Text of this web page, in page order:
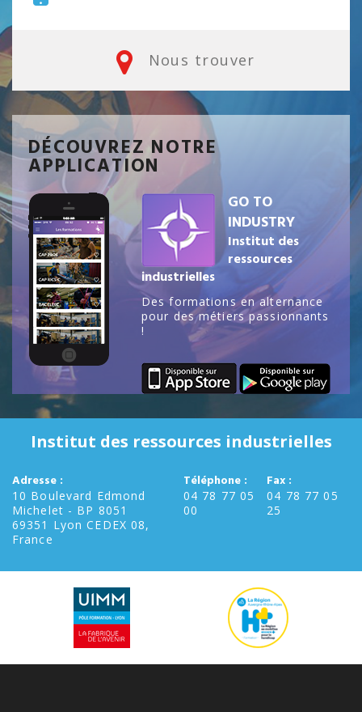
Nous trouver
DÉCOUVREZ NOTRE
APPLICATION
GO TO
INDUSTRY
Institut des
ressources
industrielles
Des formations en alternance
pour des métiers passionnants
!
Institut des ressources industrielles
Adresse :
10 Boulevard Edmond
Michelet - BP 8051
69351 Lyon CEDEX 08,
France
Téléphone :
04 78 77 05
00
Fax :
04 78 77 05
25